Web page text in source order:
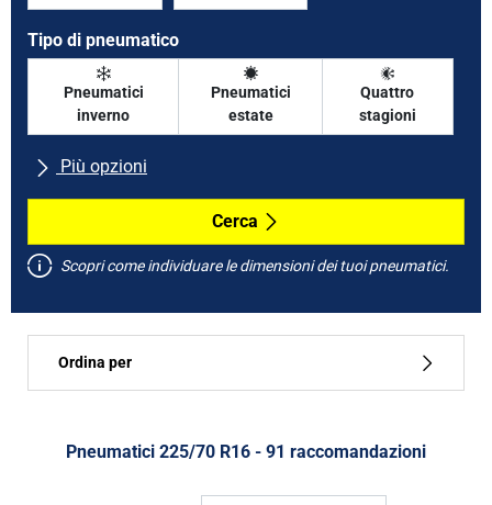
Tipo di pneumatico
Pneumatici
inverno
Pneumatici
estate
Quattro
stagioni
Più opzioni
Tutte le marche
Tipo di vettura
Run flat
Cerca
Scopri come individuare le dimensioni dei tuoi pneumatici.
Ordina per
Tipo di pneumatico
Pneumatici ‎225/70 R16 - 91 raccomandazioni